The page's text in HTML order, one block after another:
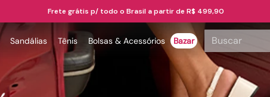
Frete grátis p/ todo o Brasil a partir de R$ 499,90
Sandálias Tênis Bolsas & Acessórios Bazar
Buscar
TERMOS MAIS BUSCADOS
papete